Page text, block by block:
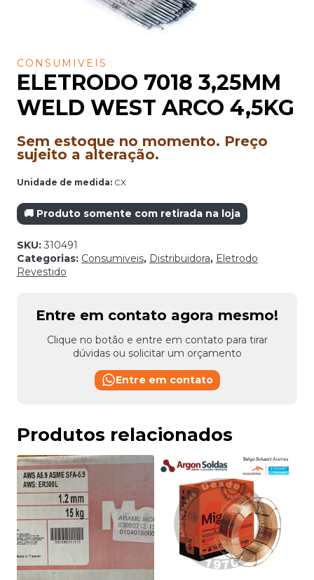
CONSUMIVEIS
ELETRODO 7018 3,25MM
WELD WEST ARCO 4,5KG
Sem estoque no momento. Preço
sujeito a alteração.
Unidade de medida: CX
🚚 Produto somente com retirada na loja
SKU: 310491
Categorias: Consumiveis, Distribuidora, Eletrodo
Revestido
Entre em contato agora mesmo!
Clique no botão e entre em contato para tirar
dúvidas ou solicitar um orçamento
Entre em contato
Produtos relacionados